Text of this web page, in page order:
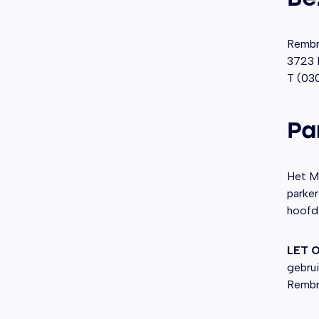
3723
T
Het
LET